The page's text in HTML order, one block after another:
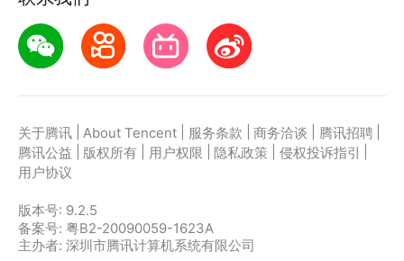
关于腾讯 About Tencent 服务条款 商务洽谈 腾讯招聘
腾讯公益
版权所有 用户权限 隐私政策 侵权投诉指引
用户协议
版本号: 9.2.5
备案号: 粤B2-20090059-1623A
主办者: 深圳市腾讯计算机系统有限公司